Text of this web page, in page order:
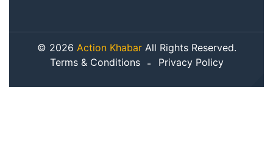
© 2026 Action KhabarAll Rights Reserved.
Terms & Conditions
Privacy Policy